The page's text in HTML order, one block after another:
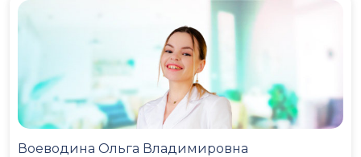
Воеводина Ольга Владимировна